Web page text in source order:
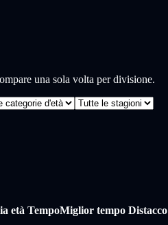
una sola volta per divisione.
età TempoMiglior tempo Distacco